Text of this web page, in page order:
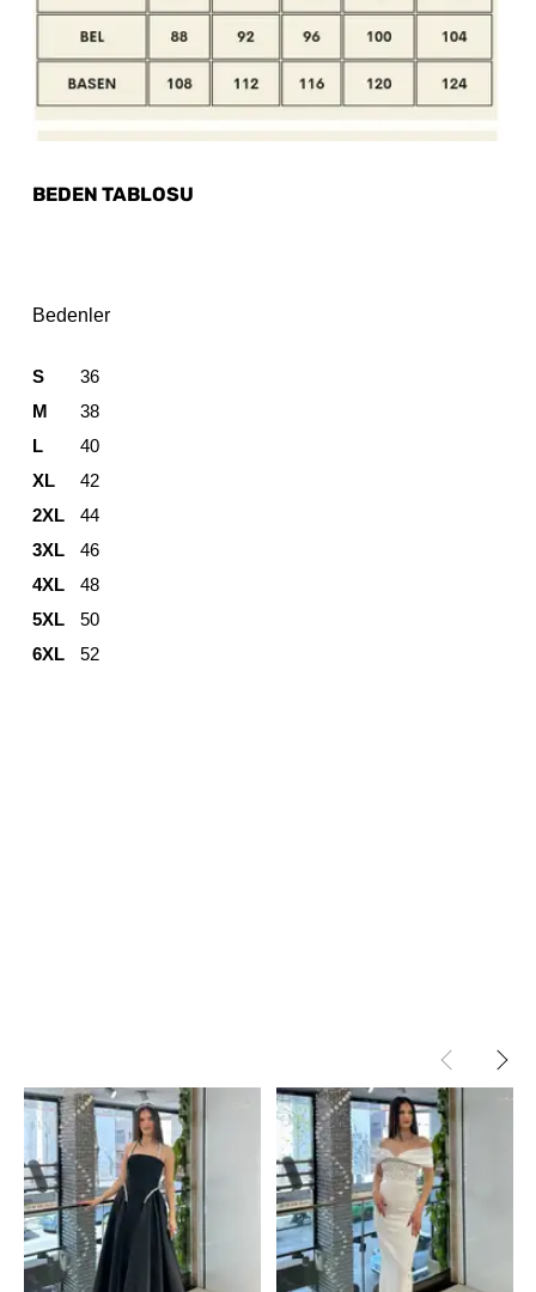
BEDEN TABLOSU
Bedenler
S
36
M
38
L
40
XL
42
2XL
44
3XL
46
4XL
48
5XL
50
6XL
52